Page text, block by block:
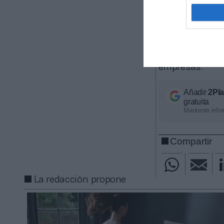
Una Spac
fundadas con
empresas.
Añadir
gratuita
Mantente
Compartir
La redacción propone